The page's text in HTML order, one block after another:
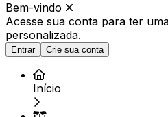
Bem-vindo
Acesse sua conta para ter
personalizada.
Entrar Crie sua conta
Início